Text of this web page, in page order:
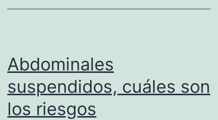
Abdominales
suspendidos, cuáles son
los riesgos